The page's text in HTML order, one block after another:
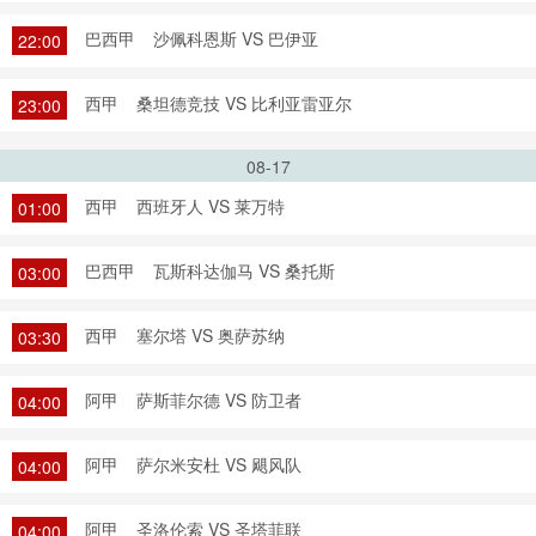
22:00 巴西甲 沙佩科恩斯 VS 巴伊亚
23:00 西甲 桑坦德竞技 VS 比利亚雷亚尔
08-17
01:00
西甲 西班牙人 VS 莱万特
03:00 巴西甲 瓦斯科达伽马 VS 桑托斯
03:30 西甲 塞尔塔 VS 奥萨苏纳
04:00 阿甲 萨斯菲尔德 VS 防卫者
04:00 阿甲 萨尔米安杜 VS 飓风队
04:00 阿甲 圣洛伦索 VS 圣塔菲联